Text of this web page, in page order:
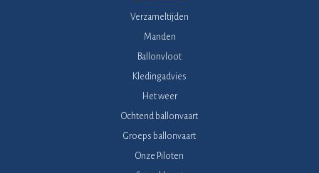
Verzameltijden
Manden
Ballonvloot
Kledingadvies
Het weer
Ochtend ballonvaart
Groeps ballonvaart
Onze Piloten